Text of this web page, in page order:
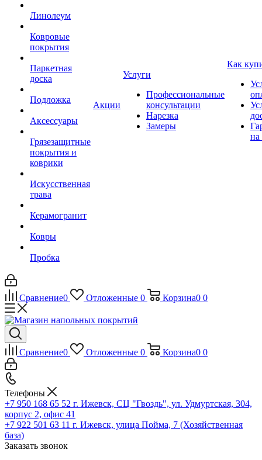
Линолеум
Ковровые
покрытия
Паркетная
доска
Подложка
Аксессуары
Грязезащитные
покрытия и
коврики
Искусственная
трава
Керамогранит
Ковры
Пробка
Акции
Услуги
Профессиональные
консультации
Нарезка
Замеры
Как
на
Сравнение0 Отложенные 0 Корзина0 0
Сравнение0 Отложенные 0 Корзина0 0
Телефоны
+7 950 168 65 52 г. Ижевск, СЦ "Гвоздь", ул. Удмуртская, 304,
корпус 2, офис 41
+7 922 501 63 11 г. Ижевск, улица Пойма, 7 (Хозяйственная
база)
Заказать звонок